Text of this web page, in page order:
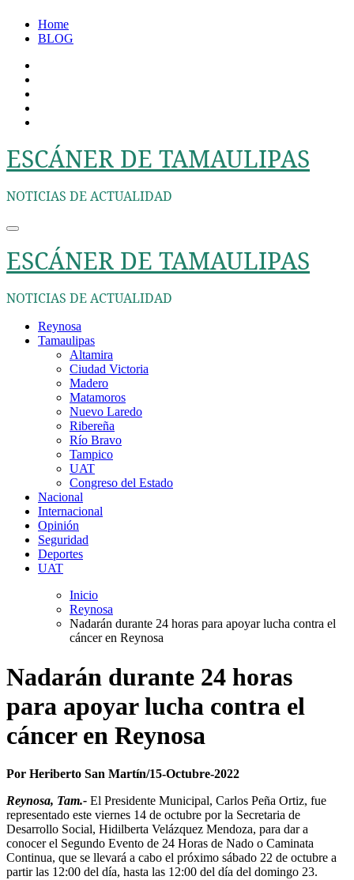
Home
BLOG
ESCÁNER DE TAMAULIPAS
NOTICIAS DE ACTUALIDAD
ESCÁNER DE TAMAULIPAS
NOTICIAS DE ACTUALIDAD
Reynosa
Tamaulipas
Altamira
Ciudad Victoria
Madero
Matamoros
Nuevo Laredo
Ribereña
Río Bravo
Tampico
UAT
Congreso del Estado
Nacional
Internacional
Opinión
Seguridad
Deportes
UAT
Inicio
Reynosa
Nadarán durante 24 horas para apoyar lucha contra el
cáncer en Reynosa
Nadarán durante 24 horas
para apoyar lucha contra el
cáncer en Reynosa
Por Heriberto San Martín/15-Octubre-2022
Reynosa, Tam.- El Presidente Municipal, Carlos Peña Ortiz, fue
representado este viernes 14 de octubre por la Secretaria de
Desarrollo Social, Hidilberta Velázquez Mendoza, para dar a
conocer el Segundo Evento de 24 Horas de Nado o Caminata
Continua, que se llevará a cabo el próximo sábado 22 de octubre a
partir las 12:00 del día, hasta las 12:00 del día del domingo 23.